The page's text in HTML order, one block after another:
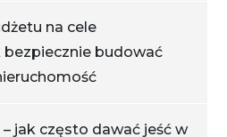
na cele
bezpiecznie budować
jak często dawać jeść w